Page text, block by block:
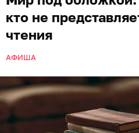
кто не
чтения
АФИША